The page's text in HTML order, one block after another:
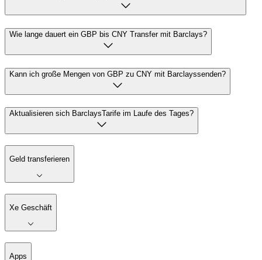
Wie lange dauert ein GBP bis CNY Transfer mit Barclays?
Kann ich große Mengen von GBP zu CNY mit Barclayssenden?
Aktualisieren sich BarclaysTarife im Laufe des Tages?
Geld transferieren
Xe Geschäft
Apps